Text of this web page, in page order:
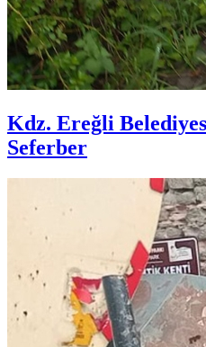
Kdz. Ereğli
Seferber